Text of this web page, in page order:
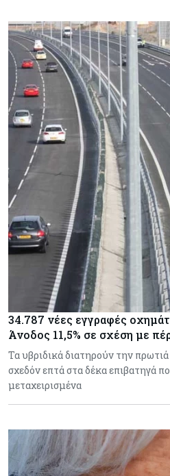
34.787 νέες εγγραφές
Άνοδος 11,5% σε σχέση με
Τα υβριδικά διατηρούν την πρωτιά
σχεδόν επτά στα δέκα επιβατηγά
μεταχειρισμένα